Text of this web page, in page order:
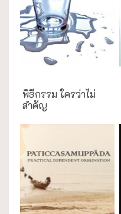
พิธีกรรม ใครว่าไม่
สำคัญ